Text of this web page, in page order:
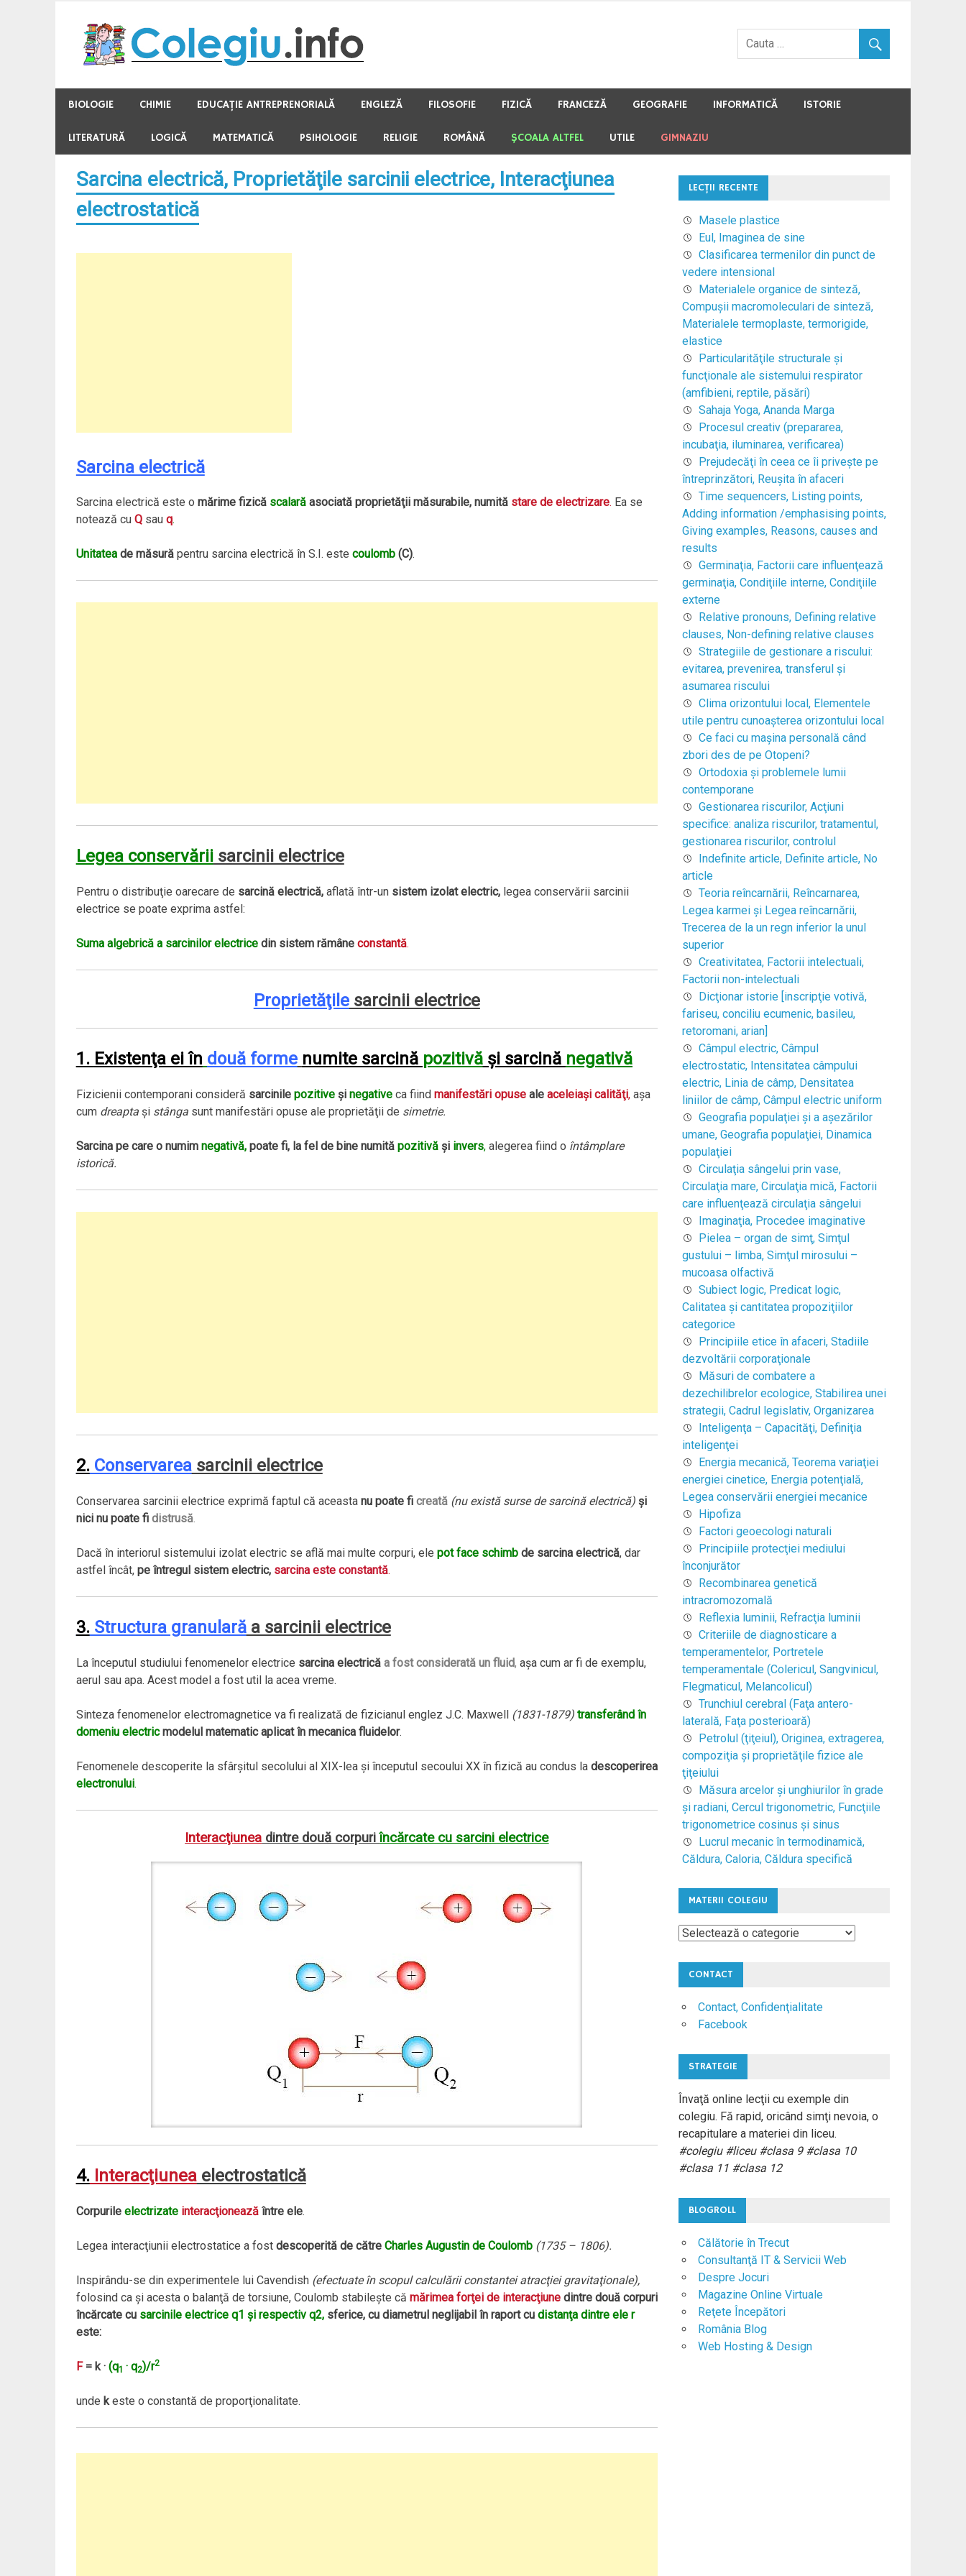
content
BIOLOGIE CHIMIE EDUCAŢIE ANTREPRENORIALĂ ENGLEZĂ FILOSOFIE FIZICĂ FRANCEZĂ GEOGRAFIE INFORMATICĂ ISTORIE
LITERATURĂ LOGICĂ MATEMATICĂ PSIHOLOGIE RELIGIE ROMÂNĂ ŞCOALA ALTFEL UTILE GIMNAZIU
Sarcina electrică, Proprietăţile sarcinii electrice, Interacţiunea
electrostatică
Sarcina electrică
Sarcina electrică este o mărime fizică scalarăasociată proprietăţii măsurabile, numită stare de electrizare. Ea se
notează cu Qsau q.
Unitateade măsurăpentru sarcina electrică în S.I. este coulomb(C).
Legea conservăriisarcinii electrice
Pentru o distribuţie oarecare de sarcină electrică,aflată într-un sistem izolat electric,legea conservării sarcinii
electrice se poate exprima astfel:
Suma algebrică a sarcinilor electricedin sistem rămâne constantă.
Proprietăţilesarcinii electrice
1. Existenţa ei în două forme numite sarcină pozitivăşi sarcină negativă
Fizicienii contemporani consideră sarcinile pozitiveşi negativeca fiind manifestări opuseale aceleiaşi calităţi,aşa
cum dreaptaşi stângasunt manifestări opuse ale proprietăţii de simetrie.
Sarcina pe care o numim negativă,poate fi, la fel de bine numită pozitivăşi invers,alegerea fiind o întâmplare
istorică.
2.Conservareasarcinii electrice
Conservarea sarcinii electrice exprimă faptul că aceasta nu poate fi creată (nu există surse de sarcină electrică) şi
nici nu poate fi distrusă.
Dacă în interiorul sistemului izolat electric se află mai multe corpuri, ele pot face schimbde sarcina electrică, dar
astfel încât, pe întregul sistem electric, sarcina este constantă.
3.Structura granularăa sarcinii electrice
La începutul studiului fenomenelor electrice sarcina electrică a fost considerată un fluid, aşa cum ar fi de exemplu,
aerul sau apa. Acest model a fost util la acea vreme.
Sinteza fenomenelor electromagnetice va fi realizată de fizicianul englez J.C. Maxwell (1831-1879) transferând în
domeniu electricmodelul matematic aplicat în mecanica fluidelor.
Fenomenele descoperite la sfârşitul secolului al XIX-lea şi începutul secoului XX în fizică au condus la descoperirea
electronului.
Interacţiunea dintre două corpuriîncărcate cu sarcini electrice
4.Interacţiuneaelectrostatică
Corpurile electrizate interacţioneazăîntre ele.
Legea interacţiunii electrostatice a fost descoperită de către Charles Augustin de Coulomb (1735 – 1806).
Inspirându-se din experimentele lui Cavendish (efectuate în scopul calculării constantei atracţiei gravitaţionale),
folosind ca şi acesta o balanţă de torsiune, Coulomb stabileşte că mărimea forţei de interacţiunedintre două corpuri
încărcate cu sarcinile electrice q1 şi respectiv q2,sferice, cu diametrul neglijabil în raport cu distanţa dintre ele r
este:
F= k · (q1 · q2)/r2
unde keste o constantă de proporţionalitate.
LECŢII RECENTE
Masele plastice
Eul, Imaginea de sine
Clasificarea termenilor din punct de
vedere intensional
Materialele organice de sinteză,
Compuşii macromoleculari de sinteză,
Materialele termoplaste, termorigide,
elastice
Particularităţile structurale şi
funcţionale ale sistemului respirator
(amfibieni, reptile, păsări)
Sahaja Yoga, Ananda Marga
Procesul creativ (prepararea,
incubaţia, iluminarea, verificarea)
Prejudecăţi în ceea ce îi priveşte pe
întreprinzători, Reuşita în afaceri
Time sequencers, Listing points,
Adding information /emphasising points,
Giving examples, Reasons, causes and
results
Germinaţia, Factorii care influenţează
germinaţia, Condiţiile interne, Condiţiile
externe
Relative pronouns, Defining relative
clauses, Non-defining relative clauses
Strategiile de gestionare a riscului:
evitarea, prevenirea, transferul şi
asumarea riscului
Clima orizontului local, Elementele
utile pentru cunoaşterea orizontului local
Ce faci cu mașina personală când
zbori des de pe Otopeni?
Ortodoxia şi problemele lumii
contemporane
Gestionarea riscurilor, Acţiuni
specifice: analiza riscurilor, tratamentul,
gestionarea riscurilor, controlul
Indefinite article, Definite article, No
article
Teoria reîncarnării, Reîncarnarea,
Legea karmei şi Legea reîncarnării,
Trecerea de la un regn inferior la unul
superior
Creativitatea, Factorii intelectuali,
Factorii non-intelectuali
Dicţionar istorie [inscripţie votivă,
fariseu, conciliu ecumenic, basileu,
retoromani, arian]
Câmpul electric, Câmpul
electrostatic, Intensitatea câmpului
electric, Linia de câmp, Densitatea
liniilor de câmp, Câmpul electric uniform
Geografia populaţiei şi a aşezărilor
umane, Geografia populaţiei, Dinamica
populaţiei
Circulaţia sângelui prin vase,
Circulaţia mare, Circulaţia mică, Factorii
care influenţează circulaţia sângelui
Imaginaţia, Procedee imaginative
Pielea – organ de simţ, Simţul
gustului – limba, Simţul mirosului –
mucoasa olfactivă
Subiect logic, Predicat logic,
Calitatea şi cantitatea propoziţiilor
categorice
Principiile etice în afaceri, Stadiile
dezvoltării corporaţionale
Măsuri de combatere a
dezechilibrelor ecologice, Stabilirea unei
strategii, Cadrul legislativ, Organizarea
Inteligenţa – Capacităţi, Definiţia
inteligenţei
Energia mecanică, Teorema variaţiei
energiei cinetice, Energia potenţială,
Legea conservării energiei mecanice
Hipofiza
Factori geoecologi naturali
Principiile protecţiei mediului
înconjurător
Recombinarea genetică
intracromozomală
Reflexia luminii, Refracţia luminii
Criteriile de diagnosticare a
temperamentelor, Portretele
temperamentale (Colericul, Sangvinicul,
Flegmaticul, Melancolicul)
Trunchiul cerebral (Faţa antero-
laterală, Faţa posterioară)
Petrolul (ţiţeiul), Originea, extragerea,
compoziţia şi proprietăţile fizice ale
ţiţeiului
Măsura arcelor şi unghiurilor în grade
şi radiani, Cercul trigonometric, Funcţiile
trigonometrice cosinus şi sinus
Lucrul mecanic în termodinamică,
Căldura, Caloria, Căldura specifică
MATERII COLEGIU
Materii
CONTACT
Contact, Confidenţialitate
Facebook
STRATEGIE
Învaţă online lecţii cu exemple din
colegiu. Fă rapid, oricând simţi nevoia, o
recapitulare a materiei din liceu.
#colegiu #liceu #clasa 9 #clasa 10
#clasa 11 #clasa 12
BLOGROLL
Călătorie în Trecut
Consultanţă IT & Servicii Web
Despre Jocuri
Magazine Online Virtuale
Reţete Începători
România Blog
Web Hosting & Design